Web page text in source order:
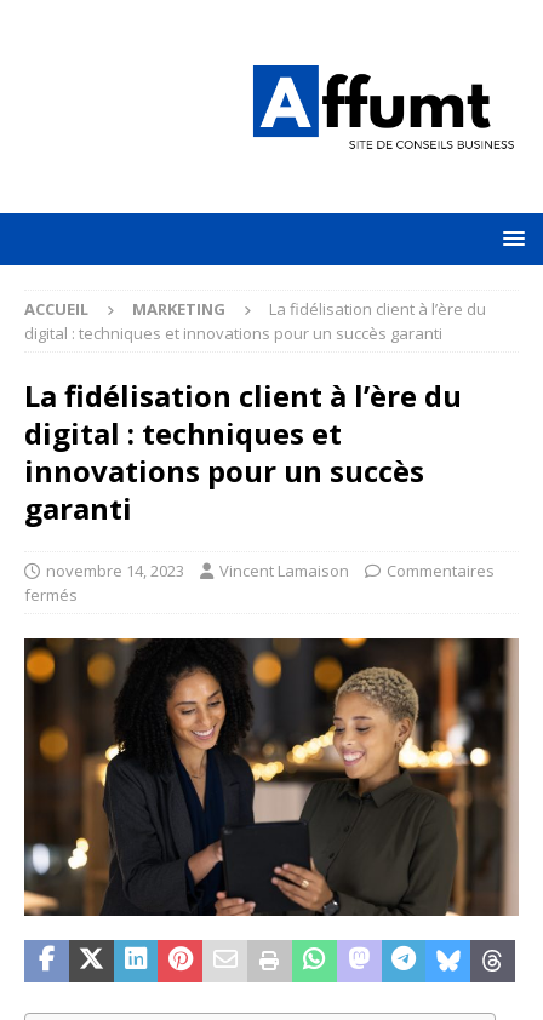
ACCUEIL MARKETING
La fidélisation client à l’ère du
digital : techniques et innovations pour un succès garanti
La fidélisation client à l’ère du
digital : techniques et
innovations pour un succès
garanti
novembre 14, 2023 Vincent Lamaison
Commentaires
fermés